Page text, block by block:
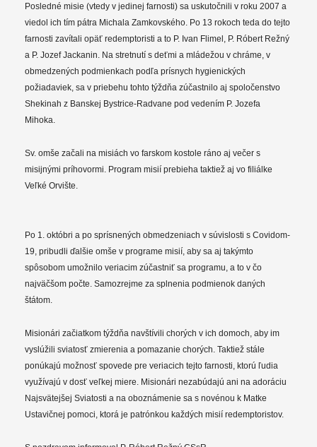
Posledné misie (vtedy v jedinej farnosti) sa uskutočnili v roku 2007 a
viedol ich tím pátra Michala Zamkovského. Po 13 rokoch teda do tejto
farnosti zavítali opäť redemptoristi a to P. Ivan Flimel, P. Róbert Režný
a P. Jozef Jackanin. Na stretnutí s deťmi a mládežou v chráme, v
obmedzených podmienkach podľa prísnych hygienických
požiadaviek, sa v priebehu tohto týždňa zúčastnilo aj spoločenstvo
Shekinah z Banskej Bystrice-Radvane pod vedením P. Jozefa
Mihoka.
Sv. omše začali na misiách vo farskom kostole ráno aj večer s
misijnými príhovormi. Program misií prebieha taktiež aj vo filiálke
Veľké Orvište.
Po 1. októbri a po sprísnených obmedzeniach v súvislosti s Covidom-
19, pribudli ďalšie omše v programe misií, aby sa aj takýmto
spôsobom umožnilo veriacim zúčastniť sa programu, a to v čo
najväčšom počte. Samozrejme za splnenia podmienok daných
štátom.
Misionári začiatkom týždňa navštívili chorých v ich domoch, aby im
vyslúžili sviatosť zmierenia a pomazanie chorých. Taktiež stále
ponúkajú možnosť spovede pre veriacich tejto farnosti, ktorú ľudia
využívajú v dosť veľkej miere. Misionári nezabúdajú ani na adoráciu
Najsvätejšej Sviatosti a na oboznámenie sa s novénou k Matke
Ustavičnej pomoci, ktorá je patrónkou každých misií redemptoristov.